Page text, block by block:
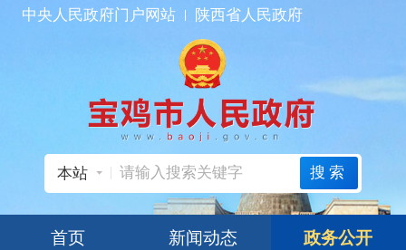
中央人民政府门户网站 陕西省人民政府
本站 搜索
首页 新闻动态 政务公开